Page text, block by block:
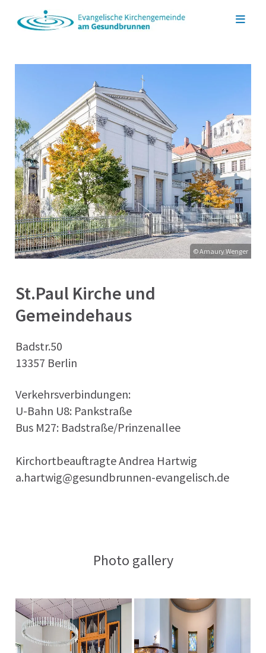
© Amaury Wenger
St.Paul Kirche und
Gemeindehaus
Badstr.50
13357 Berlin
Verkehrsverbindungen:
U-Bahn U8: Pankstraße
Bus M27: Badstraße/Prinzenallee
Kirchortbeauftragte Andrea Hartwig
a.hartwig@gesundbrunnen-evangelisch.de
Photo gallery